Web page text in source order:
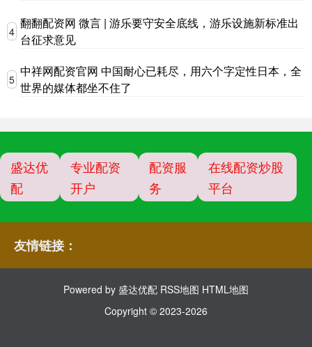
4
翻翻配资网 微言 | 游乐要守安全底线，游乐设施新标准出
台征求意见
5
中祥网配资官网 中国耐心已耗尽，用六个字定性日本，全
世界的媒体都坐不住了
盛达优
配
专业配资
开户
配资服
务
在线配资炒股
平台
友情链接：
Powered by 盛达优配 RSS地图 HTML地图
Copyright © 2023-2026